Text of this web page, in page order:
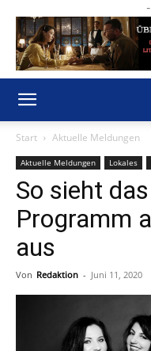
Start Aktuelle Meldungen
Aktuelle Meldungen Lokales
So sieht
Programm
aus
Von Redaktion - Juni 11, 2020